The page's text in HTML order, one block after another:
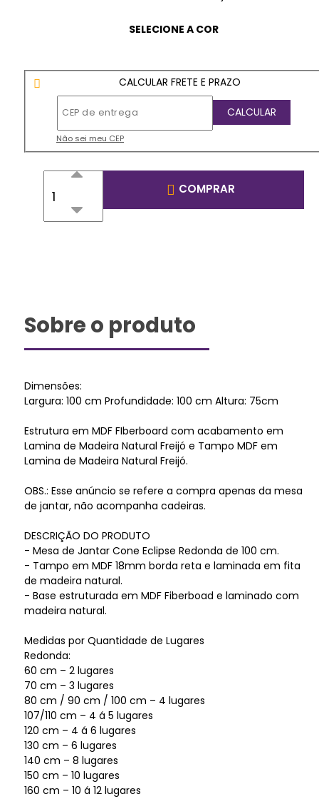
CALCULAR FRETE E PRAZO
Não sei meu CEP
COMPRAR
Sobre o produto
Dimensões:
Largura: 100 cm Profundidade: 100 cm Altura: 75cm
Estrutura em MDF FIberboard com acabamento em
Lamina de Madeira Natural Freijó e Tampo MDF em
Lamina de Madeira Natural Freijó.
OBS.: Esse anúncio se refere a compra apenas da mesa
de jantar, não acompanha cadeiras.
DESCRIÇÃO DO PRODUTO
- Mesa de Jantar Cone Eclipse Redonda de 100 cm.
- Tampo em MDF 18mm borda reta e laminada em fita
de madeira natural.
- Base estruturada em MDF Fiberboad e laminado com
madeira natural.
Medidas por Quantidade de Lugares
Redonda:
60 cm – 2 lugares
70 cm – 3 lugares
80 cm / 90 cm / 100 cm – 4 lugares
107/110 cm – 4 á 5 lugares
120 cm – 4 á 6 lugares
130 cm – 6 lugares
140 cm – 8 lugares
150 cm – 10 lugares
160 cm – 10 á 12 lugares